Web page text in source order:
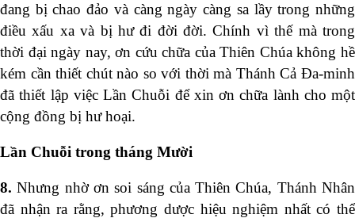
đang bị chao đảo và càng ngày càng sa lầy trong những
điều xấu xa và bị hư đi đời đời. Chính vì thế mà trong
thời đại ngày nay, ơn cứu chữa của Thiên Chúa không hề
kém cần thiết chút nào so với thời mà Thánh Cả Đa-minh
đã thiết lập việc Lần Chuỗi để xin ơn chữa lành cho một
cộng đồng bị hư hoại.
Lần Chuỗi trong tháng Mười
8.Nhưng nhờ ơn soi sáng của Thiên Chúa, Thánh Nhân
đã nhận ra rằng, phương dược hiệu nghiệm nhất có thể